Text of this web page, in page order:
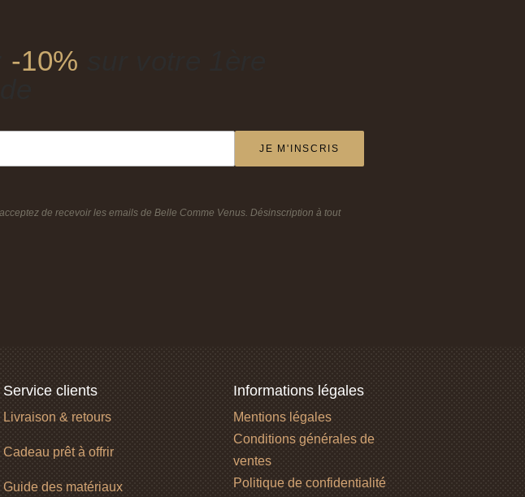
-10%
JE M'INSCRIS
de recevoir les emails de Belle Comme Venus. Désinscription à tout
Service clients
Livraison & retours
Cadeau prêt à offrir
Guide des matériaux
Informations légales
Mentions légales
Conditions générales de
ventes
Politique de confidentialité